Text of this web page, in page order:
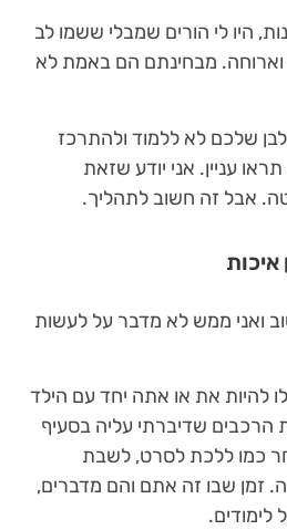
היו לי הורים שמבלי ששמו לב
וארוחה. מבחינתם הם באמת לא
שלכם לא ללמוד ולהתרכז
עניין. אני יודע שזאת
אבל זה חשוב לתהליך.
ואני ממש לא מדבר על לעשות
להיות את או אתה יחד עם הילד
הרכבים שדיברתי עליה בסעיף
כמו ללכת לסרט, לשבת
זמן שבו זה אתם והם מדברים,
לימודים.